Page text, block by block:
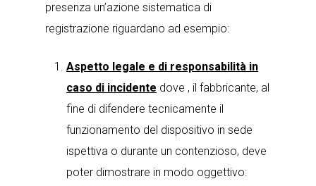
presenza un’azione sistematica di
registrazione riguardano ad esempio:
Aspetto legale e di responsabilità in
caso di incidente dove , il fabbricante, al
fine di difendere tecnicamente il
funzionamento del dispositivo in sede
ispettiva o durante un contenzioso, deve
poter dimostrare in modo oggettivo: